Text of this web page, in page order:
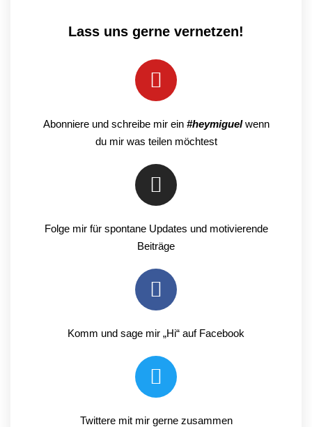
Lass uns gerne vernetzen!
Abonniere und schreibe mir ein #heymiguelwenn
du mir was teilen möchtest
Folge mir für spontane Updates und motivierende
Beiträge
Komm und sage mir „Hi“ auf Facebook
Twittere mit mir gerne zusammen